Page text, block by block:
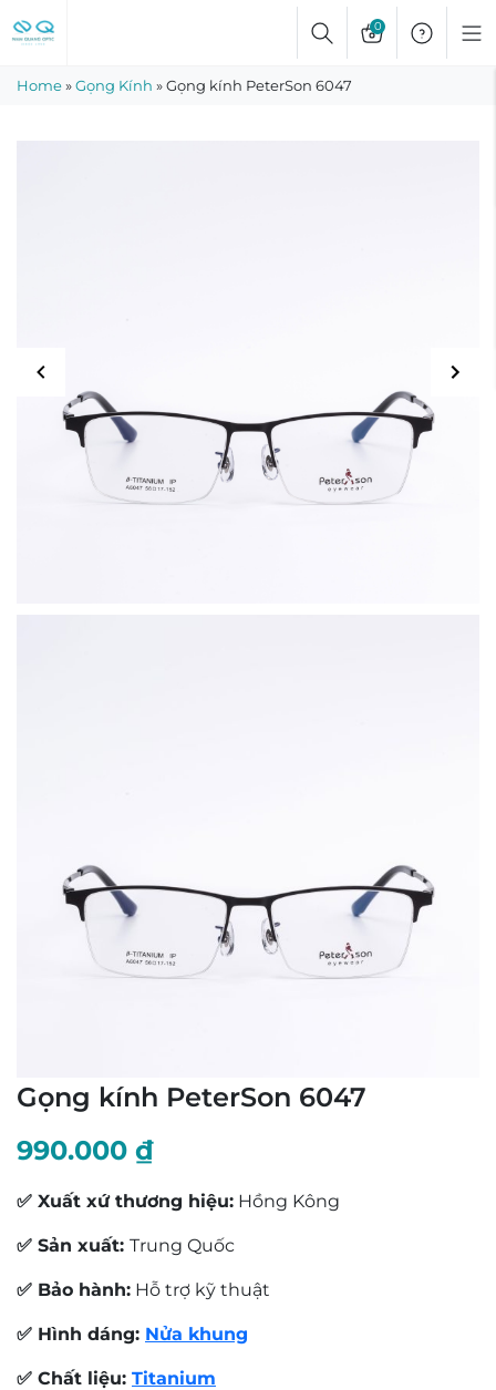
to
0
Home»Gọng Kính »Gọng kính PeterSon 6047
Gọng kính PeterSon 6047
990.000 ₫
✅ Xuất xứ thương hiệu: Hồng Kông
✅ Sản xuất: Trung Quốc
✅ Bảo hành: Hỗ trợ kỹ thuật
✅ Hình dáng: Nửa khung
✅ Chất liệu: Titanium